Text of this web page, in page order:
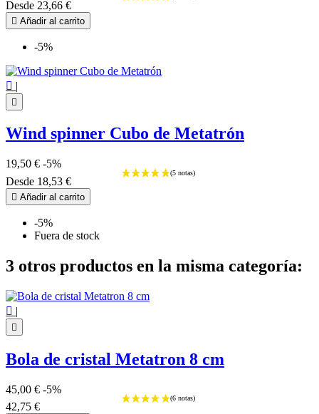
Desde 23,66 €
 Añadir al carrito
-5%
 |

Wind spinner Cubo de Metatrón
19,50 € -5%
Desde 18,53 €
 Añadir al carrito
-5%
Fuera de stock
3 otros productos en la misma categoría:
 |

Bola de cristal Metatron 8 cm
45,00 € -5%
42,75 €